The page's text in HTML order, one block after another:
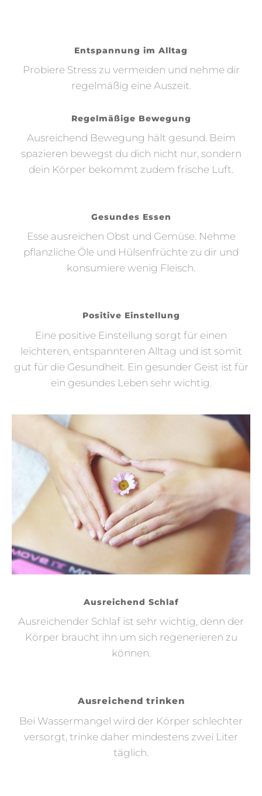
Entspannung im Alltag
Probiere Stress zu vermeiden und nehme dir
regelmäßig eine Auszeit.
Regelmäßige Bewegung
Ausreichend Bewegung hält gesund. Beim
spazieren bewegst du dich nicht nur, sondern
dein Körper bekommt zudem frische Luft.
Gesundes Essen
Esse ausreichen Obst und Gemüse. Nehme
pflanzliche Öle und Hülsenfrüchte zu dir und
konsumiere wenig Fleisch.
Positive Einstellung
Eine positive Einstellung sorgt für einen
leichteren, entspannteren Alltag und ist somit
gut für die Gesundheit. Ein gesunder Geist ist für
ein gesundes Leben sehr wichtig.
Ausreichend Schlaf
Ausreichender Schlaf ist sehr wichtig, denn der
Körper braucht ihn um sich regenerieren zu
können.
Ausreichend trinken
Bei Wassermangel wird der Körper schlechter
versorgt, trinke daher mindestens zwei Liter
täglich.